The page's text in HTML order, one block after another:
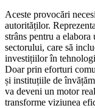
Aceste provocări
autorităților.
strâns pentru a
sectorului, care să
investițiilor în
Doar prin eforturi
și instituțiile de
va deveni un motor
transforme viziunea